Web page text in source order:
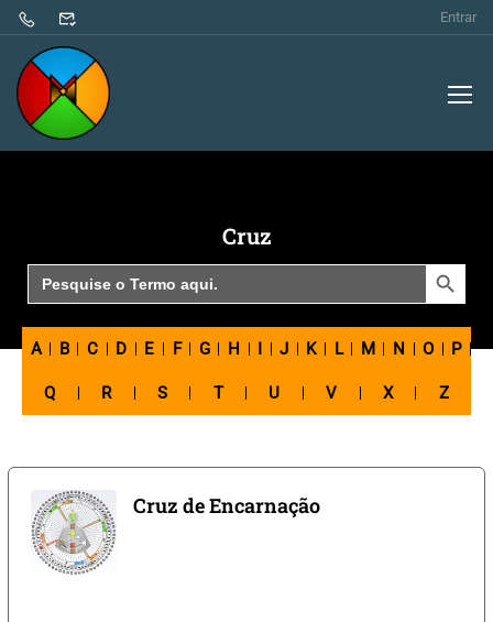
Entrar
Cruz
Search
for:
SEARCH BUTTON
A B C D E F G H I J K L M N O P
Q R S T U V X Z
Cruz de Encarnação